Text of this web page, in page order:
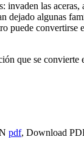
las aceras,
dejado algunas
puede convertirse
que se convierte
pdf, Download